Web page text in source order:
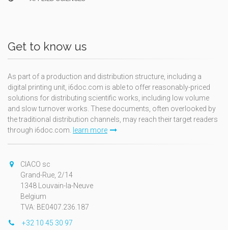
Get to know us
As part of a production and distribution structure, including a
digital printing unit, i6doc.com is able to offer reasonably-priced
solutions for distributing scientific works, including low volume
and slow turnover works. These documents, often overlooked by
the traditional distribution channels, may reach their target readers
through i6doc.com.
learn more
CIACO sc
Grand-Rue, 2/14
1348 Louvain-la-Neuve
Belgium
TVA: BE0407.236.187
+32 10 45 30 97